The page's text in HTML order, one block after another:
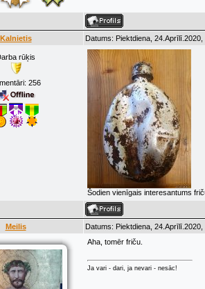
Kalnietis Datums: Piektdiena,
rūķis
256
Šodien vienīgais interesantums
Meilis Datums: Piektdiena,
Aha, tomēr friču.
Ja vari - dari, ja nevari - nesāc!